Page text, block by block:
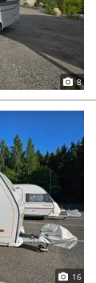
8
16